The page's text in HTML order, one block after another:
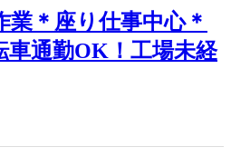
＊座り仕事中心＊
車通勤OK！工場未経